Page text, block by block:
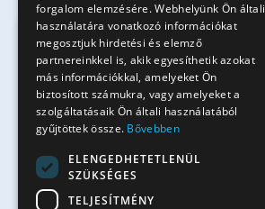
RO
forgalom elemzésére. Webhelyünk Ön általi
használatára vonatkozó információkat
megosztjuk hirdetési és elemző
partnereinkkel is, akik egyesíthetik azokat
más információkkal, amelyeket Ön
biztosított számukra, vagy amelyeket a
szolgáltatásaik Ön általi használatából
gyűjtöttek össze. Bővebben
ELENGEDHETETLENÜL
SZÜKSÉGES
TELJESÍTMÉNY